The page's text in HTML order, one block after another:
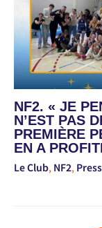
NF2. « JE
N’EST PAS
PREMIÈRE
EN A
Le Club, NF2,